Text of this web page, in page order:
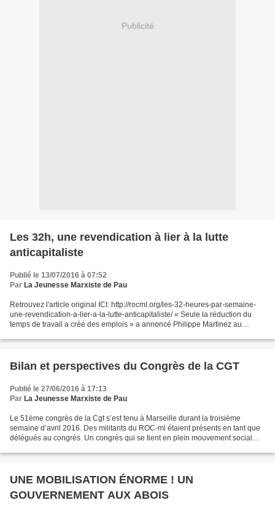
Publicité
Les 32h, une revendication à lier à la lutte
anticapitaliste
Publié le 13/07/2016 à 07:52
Par La Jeunesse Marxiste de Pau
Retrouvez l'article original ICI: http://rocml.org/les-32-heures-par-semaine-
une-revendication-a-lier-a-la-lutte-anticapitaliste/ « Seule la réduction du
temps de travail a créé des emplois » a annoncé Philippe Martinez au
Bilan et perspectives du Congrès de la CGT
Publié le 27/06/2016 à 17:13
Par La Jeunesse Marxiste de Pau
Le 51ème congrès de la Cgt s’est tenu à Marseille durant la troisième
semaine d’avril 2016. Des militants du ROC-ml étaient présents en tant que
délégués au congrès. Un congrès qui se tient en plein mouvement social
UNE MOBILISATION ÉNORME ! UN
GOUVERNEMENT AUX ABOIS